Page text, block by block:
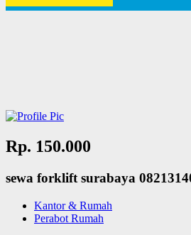
Rp. 150.000
sewa forklift surabaya
Kantor & Rumah
Perabot Rumah